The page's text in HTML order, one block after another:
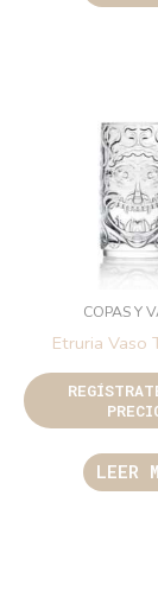
COPAS Y
Etruria Vaso
LEER